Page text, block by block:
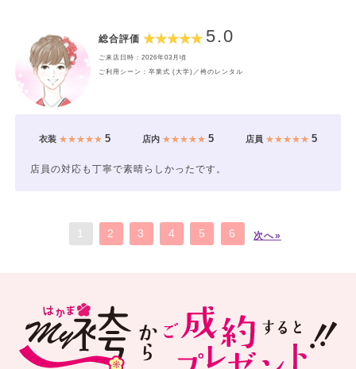
総合評価 5.0
ご来店日時：2026年03月頃
ご利用シーン：卒業式 (大学)／袴のレンタル
衣装★★★★★ 5 店内★★★★★ 5 店員 ★★★★★5
店員の対応も丁寧で素晴らしかったです。
2 3 4 5 6 次へ»